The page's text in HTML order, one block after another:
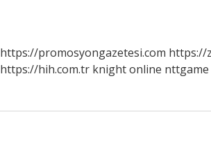
https://promosyongazetesi.com https://
https://hih.com.tr knight online nttgame